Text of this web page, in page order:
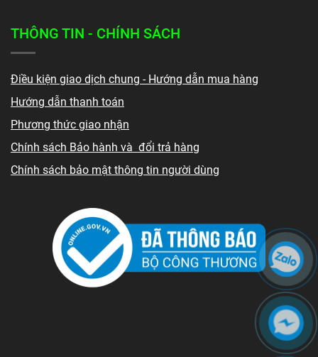
THÔNG TIN - CHÍNH SÁCH
Điều kiện giao dịch chung - Hướng dẫn mua hàng
Hướng dẫn thanh toán
Phương thức giao nhận
Chính sách Bảo hành và đổi trả hàng
Chính sách bảo mật thông tin người dùng